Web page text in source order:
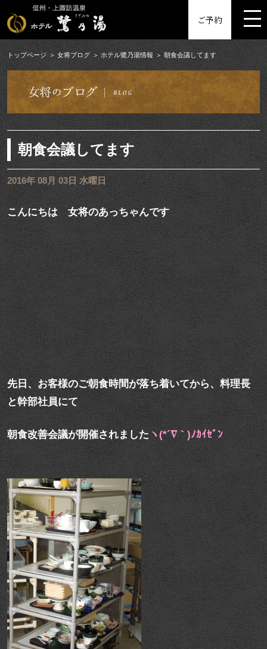
ご予約
トップページ 女将ブログ ホテル鷺乃湯情報 朝食会議してます
朝食会議してます
2016年 08月 03日 水曜日
こんにちは 女将のあっちゃんです
先日、お客様のご朝食時間が落ち着いてから、料理長
と幹部社員にて
朝食改善会議が開催されました ヽ(*´∇｀)ﾉｶｲｾﾞﾝ